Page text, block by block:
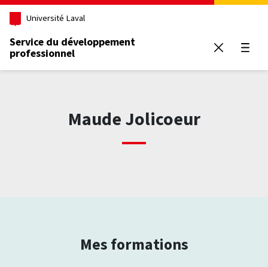
Aller au contenu principal
Université Laval
Service du développement
professionnel
Maude Jolicoeur
Mes formations